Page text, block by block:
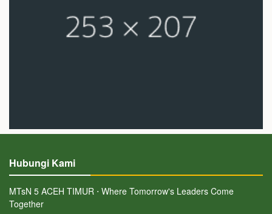
Hubungi Kami
MTsN 5 ACEH TIMUR ⋅ Where Tomorrow's Leaders Come
Together